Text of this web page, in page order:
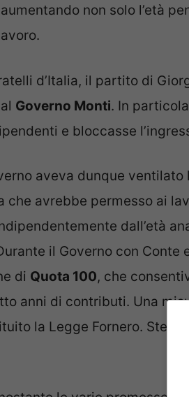
non solo l’età
d’Italia, il partito di
Governo Monti. In
e bloccasse
aveva dunque
che avrebbe permesso ai
dall’età
il Governo con
di Quota 100, che
anni di contributi. Una
la Legge Fornero.